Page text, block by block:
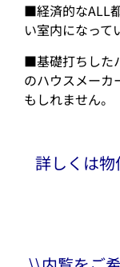
■経済的なALL
い室内になって
■基礎打ちした
のハウスメーカ
もしれません。
詳しくは